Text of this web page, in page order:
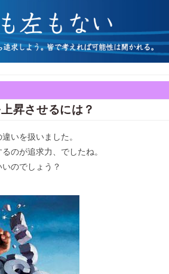
昇させるには？
いを扱いました。
のが追求力、でしたね。
のでしょう？